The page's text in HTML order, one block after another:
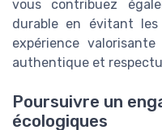
vous contribuez
durable en évitant
expérience
authentique et
Poursuivre un
écologiques